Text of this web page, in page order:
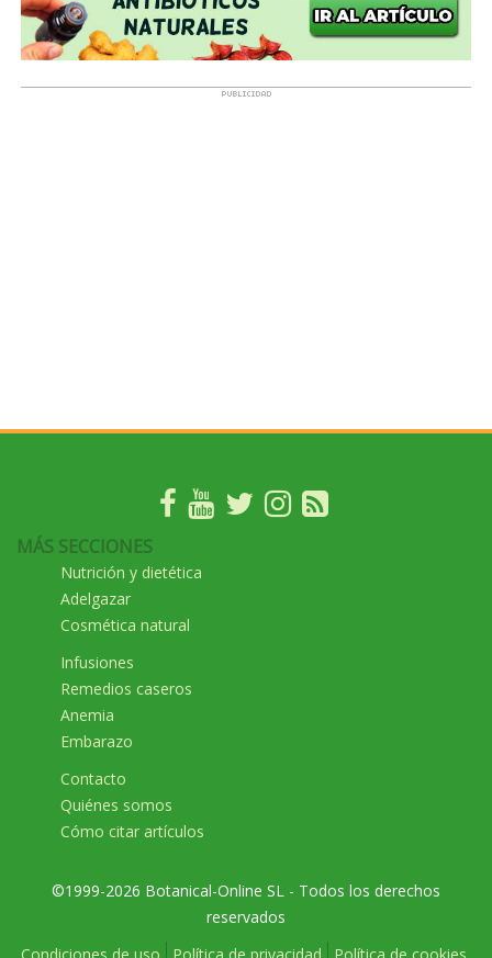
MÁS SECCIONES
Nutrición y dietética
Adelgazar
Cosmética natural
Infusiones
Remedios caseros
Anemia
Embarazo
Contacto
Quiénes somos
Cómo citar artículos
©1999-2026 Botanical-Online SL - Todos los derechos
reservados